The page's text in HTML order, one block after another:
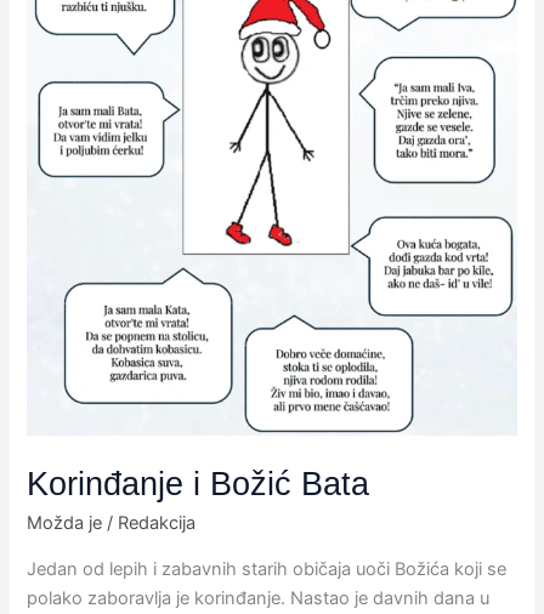
Korinđanje i Božić Bata
Možda je / Redakcija
Jedan od lepih i zabavnih starih običaja uoči Božića koji se
polako zaboravlja je korinđanje. Nastao je davnih dana u